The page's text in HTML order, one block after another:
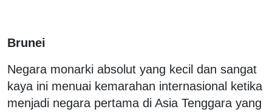
Brunei
Negara monarki absolut yang kecil dan sangat
kaya ini menuai kemarahan internasional ketika
menjadi negara pertama di Asia Tenggara yang